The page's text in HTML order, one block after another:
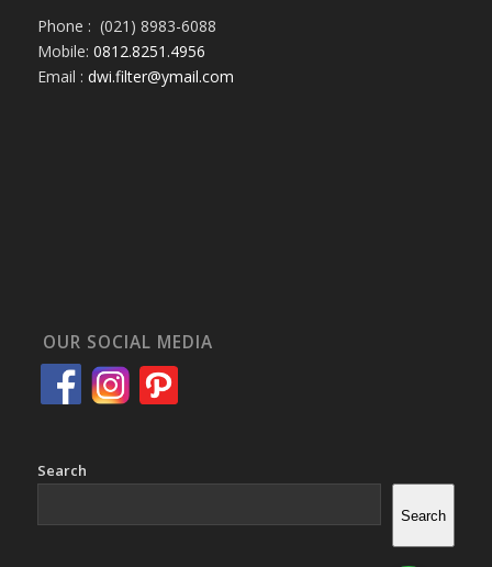
Phone : (021) 8983-6088
Mobile: 0812.8251.4956
Email : dwi.filter@ymail.com
OUR SOCIAL MEDIA
Search
Search